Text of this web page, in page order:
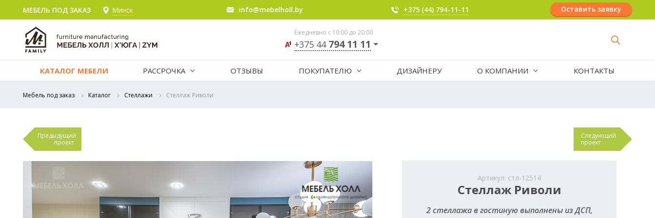
МЕБЕЛЬ ПОД ЗАКАЗ Минск info@mebelholl.by +375 (44) 794-11-11 Оставить заявку
Ежедневно с 10:00 до 20:00
+375 44 794 11 11
КАТАЛОГ МЕБЕЛИ РАССРОЧКА ОТЗЫВЫ ПОКУПАТЕЛЮ ДИЗАЙНЕРУ О КОМПАНИИ КОНТАКТЫ
Мебель под заказ Каталог Стеллажи Стеллаж Риволи
Предыдущий
проект
Следующий
проект
Артикул: стл-12514
Стеллаж Риволи
2 стеллажа в гостиную выполнены из ДСП,